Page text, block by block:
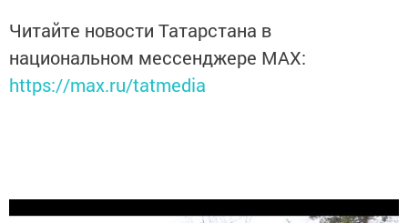
Читайте новости Татарстана в
национальном мессенджере MАХ:
https://max.ru/tatmedia